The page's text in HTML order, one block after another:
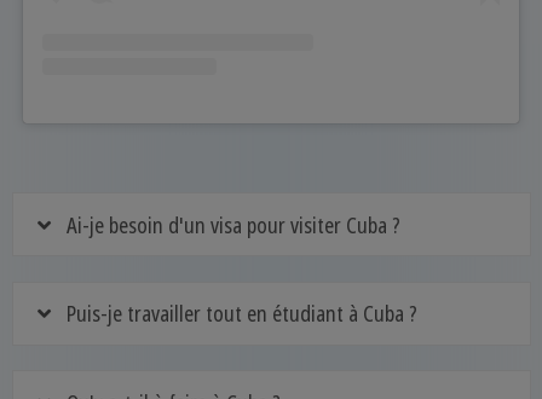
Ai-je besoin d'un visa pour visiter Cuba ?
Puis-je travailler tout en étudiant à Cuba ?